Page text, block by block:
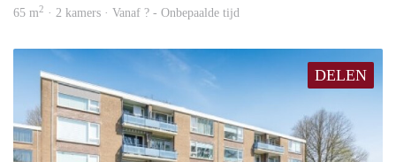
65 m2 · 2 kamers · Vanaf ? - Onbepaalde tijd
DELEN